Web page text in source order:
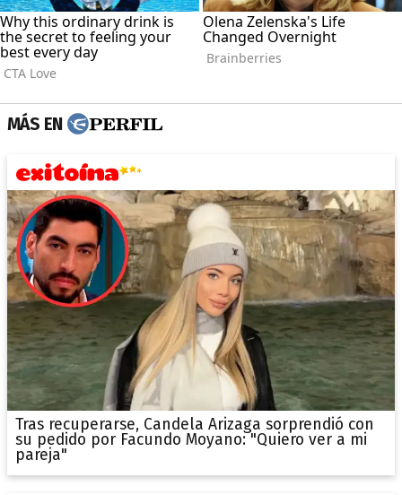
MÁS EN
Tras recuperarse, Candela Arizaga sorprendió con
su pedido por Facundo Moyano: "Quiero ver a mi
pareja"